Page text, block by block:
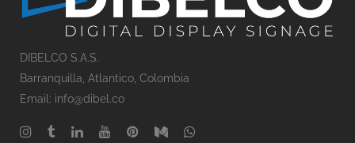
DIBELCO S.A.S.
Barranquilla , Atlantico, Colombia
Email: info@dibel.co